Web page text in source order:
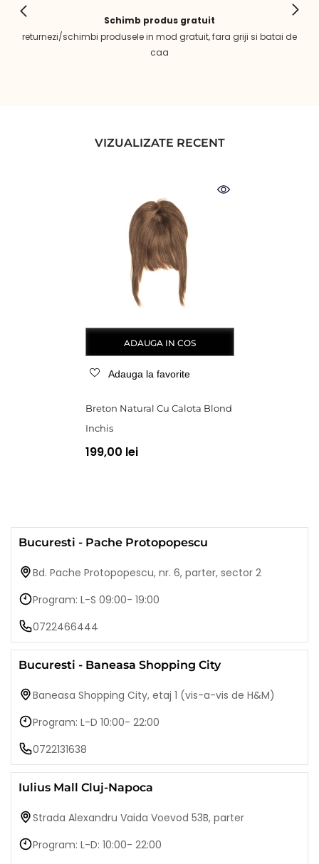
Schimb produs gratuit
returnezi/schimbi produsele in mod gratuit, fara griji si batai de
caa
VIZUALIZATE RECENT
ADAUGA IN COS
Adauga la favorite
Breton Natural Cu Calota Blond
Inchis
199,00 lei
Bucuresti - Pache Protopopescu
Bd. Pache Protopopescu, nr. 6, parter, sector 2
Program: L-S 09:00- 19:00
0722466444
Bucuresti - Baneasa Shopping City
Baneasa Shopping City, etaj 1 (vis-a-vis de H&M)
Program: L-D 10:00- 22:00
0722131638
Iulius Mall Cluj-Napoca
Strada Alexandru Vaida Voevod 53B, parter
Program: L-D: 10:00- 22:00